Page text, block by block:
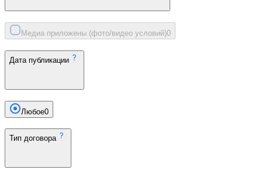
Медиа приложены (фото/видео условий)0
Дата публикации
Любое0
Тип договора